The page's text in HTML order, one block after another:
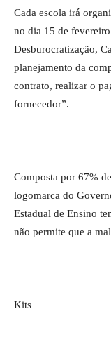
Cada escola irá
no dia 15 de
Desburocratização,
planejamento da
contrato, realizar o
fornecedor”.
Composta por 67%
logomarca do
Estadual de Ensino
não permite que a
Kits